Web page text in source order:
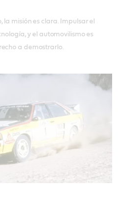
misión es clara. Impulsar el
y el automovilismo es
a demostrarlo.